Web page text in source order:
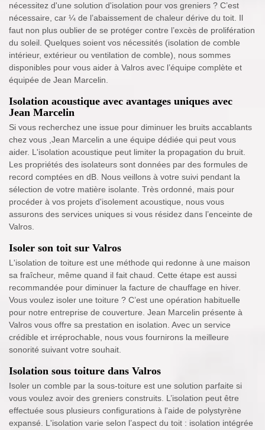
nécessitez d'une solution d'isolation pour vos greniers ? C’est
nécessaire, car ¼ de l’abaissement de chaleur dérive du toit. Il
faut non plus oublier de se protéger contre l’excès de prolifération
du soleil. Quelques soient vos nécessités (isolation de comble
intérieur, extérieur ou ventilation de comble), nous sommes
disponibles pour vous aider à Valros avec l’équipe complète et
équipée de Jean Marcelin.
Isolation acoustique avec avantages uniques avec
Jean Marcelin
Si vous recherchez une issue pour diminuer les bruits accablants
chez vous ,Jean Marcelin a une équipe dédiée qui peut vous
aider. L'isolation acoustique peut limiter la propagation du bruit.
Les propriétés des isolateurs sont données par des formules de
record comptées en dB. Nous veillons à votre suivi pendant la
sélection de votre matière isolante. Très ordonné, mais pour
procéder à vos projets d'isolement acoustique, nous vous
assurons des services uniques si vous résidez dans l’enceinte de
Valros.
Isoler son toit sur Valros
L'isolation de toiture est une méthode qui redonne à une maison
sa fraîcheur, même quand il fait chaud. Cette étape est aussi
recommandée pour diminuer la facture de chauffage en hiver.
Vous voulez isoler une toiture ? C’est une opération habituelle
pour notre entreprise de couverture. Jean Marcelin présente à
Valros vous offre sa prestation en isolation. Avec un service
crédible et irréprochable, nous vous fournirons la meilleure
sonorité suivant votre souhait.
Isolation sous toiture dans Valros
Isoler un comble par la sous-toiture est une solution parfaite si
vous voulez avoir des greniers construits. L’isolation peut être
effectuée sous plusieurs configurations à l'aide de polystyrène
expansé. L'isolation varie selon l’aspect du toit : isolation intégrée